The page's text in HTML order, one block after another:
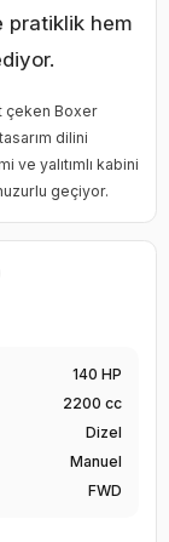
pratiklik hem
çeken Boxer
dilini
ve yalıtımlı kabini
geçiyor.
140 HP
2200 cc
Dizel
Manuel
FWD